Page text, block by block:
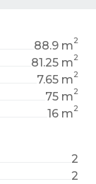
88.9 m2
81.25 m2
7.65 m2
75 m2
16 m2
2
2